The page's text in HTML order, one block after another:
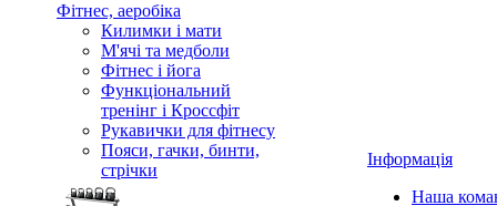
Фітнес, аеробіка
Килимки і мати
М'ячі та медболи
Фітнес і йога
Функціональний
тренінг і Кроссфіт
Рукавички для фітнесу
Пояси, гачки, бинти,
стрічки
Інформація
Наша